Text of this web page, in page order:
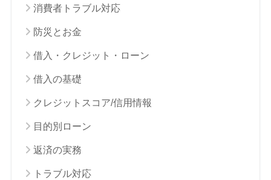
消費者トラブル対応
防災とお金
借入・クレジット・ローン
借入の基礎
クレジットスコア/信用情報
目的別ローン
返済の実務
トラブル対応